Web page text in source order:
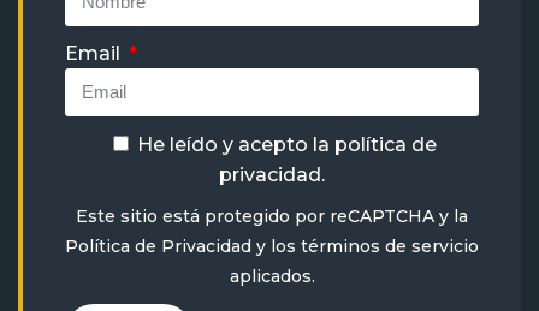
Email
He leído y acepto la política de
privacidad.
Este sitio está protegido por reCAPTCHA y la
Política de Privacidad y los términos de servicio
aplicados.